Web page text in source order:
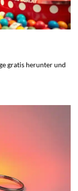
gratis herunter und